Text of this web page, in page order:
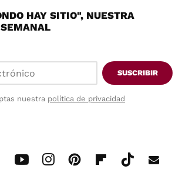
HAY SITIO", NUESTRA
SUSCRIBIR
nuestra política de privacidad